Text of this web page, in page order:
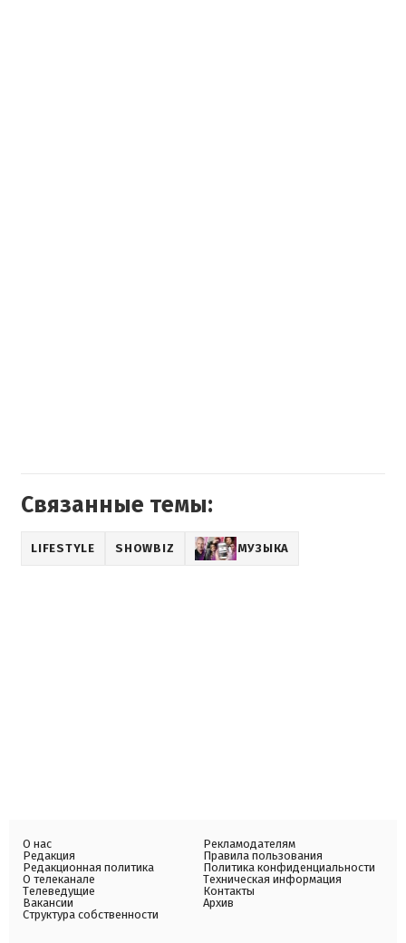
Связанные темы:
LIFESTYLE SHOWBIZ МУЗЫКА
О нас
Редакция
Редакционная политика
О телеканале
Телеведущие
Вакансии
Структура собственности
Рекламодателям
Правила пользования
Политика конфиденциальности
Техническая информация
Контакты
Архив